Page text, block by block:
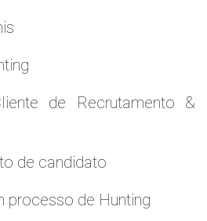
de Recrutamento &
de candidato
processo de Hunting